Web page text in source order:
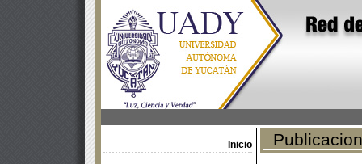
Inicio